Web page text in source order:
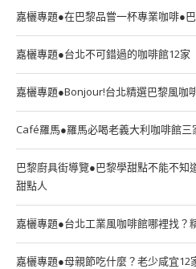
嘉欐專題●在巴黎品嘗一杯專業咖啡●
嘉欐專題●台北不可錯過的咖啡館12家
嘉欐專題●Bonjour!台北精選巴黎風咖
Café羅馬●羅馬必喝老義大利咖啡館
巴黎廚具街導覽●巴黎學甜點不能不知
甜點人
嘉欐專題●台北工業風咖啡館哪裡找？
嘉欐專題●母親節吃什麼？老少咸宜12